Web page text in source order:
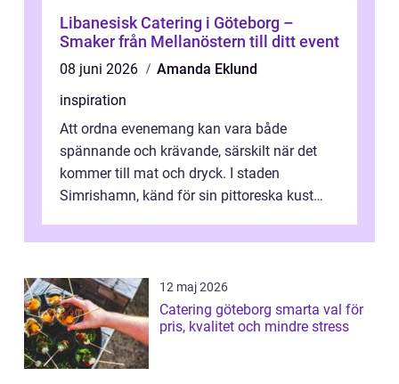
Libanesisk Catering i Göteborg –
Smaker från Mellanöstern till ditt event
08 juni 2026
Amanda Eklund
inspiration
Att ordna evenemang kan vara både
spännande och krävande, särskilt när det
kommer till mat och dryck. I staden
Simrishamn, känd för sin pittoreska kust
12 maj 2026
Catering göteborg smarta val för
pris, kvalitet och mindre stress